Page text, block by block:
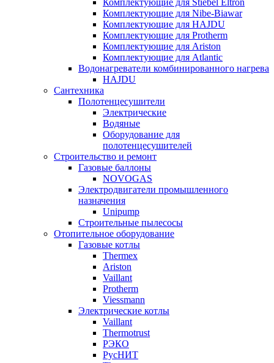
Комплектующие для Stiebel Eltron
Комплектующие для Nibe-Biawar
Комплектующие для HAJDU
Комплектующие для Protherm
Комплектующие для Ariston
Комплектующие для Atlantic
Водонагреватели комбинированного нагрева
HAJDU
Сантехника
Полотенцесушители
Электрические
Водяные
Оборудование для
полотенцесушителей
Строительство и ремонт
Газовые баллоны
NOVOGAS
Электродвигатели промышленного
назначения
Unipump
Строительные пылесосы
Отопительное оборудование
Газовые котлы
Thermex
Ariston
Vaillant
Protherm
Viessmann
Электрические котлы
Vaillant
Thermotrust
РЭКО
РусНИТ